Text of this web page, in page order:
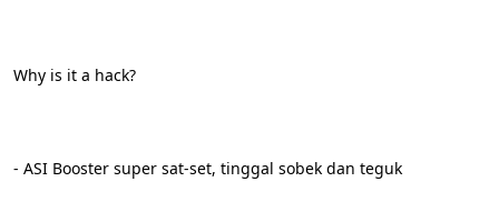
Why is it a hack?
- ASI Booster super sat-set, tinggal sobek dan teguk